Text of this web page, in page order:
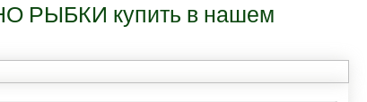
РЫБКИ купить в нашем